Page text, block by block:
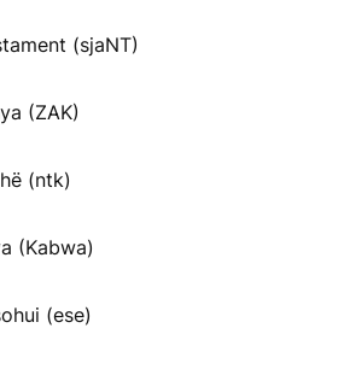
(sjaNT)
(ZAK)
(ntk)
(Kabwa)
(ese)